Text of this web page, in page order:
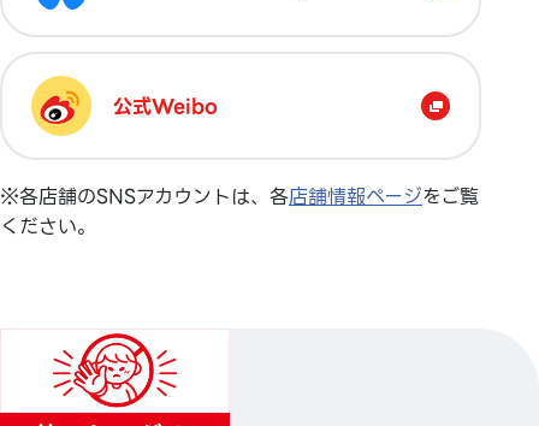
公式Weibo
※各店舗のSNSアカウントは、各店舗情報ページをご覧
ください。